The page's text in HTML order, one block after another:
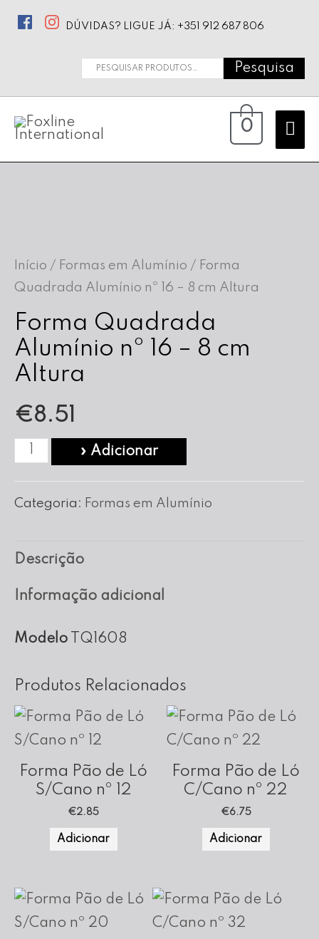
DÚVIDAS? LIGUE JÁ: +351 912 687 806
Pesquisar
Pesquisa
0
Início / Formas em Alumínio / Forma
Quadrada Alumínio nº 16 – 8 cm Altura
Forma Quadrada
Alumínio nº 16 – 8 cm
Altura
€8.51
Quantidade
Forma
nº
16
8
Altura
» Adicionar
Categoria: Formas em Alumínio
Descrição
Informação adicional
Modelo TQ1608
Produtos Relacionados
Forma Pão de Ló
S/Cano nº 12
€2.85
Adicionar
Forma Pão de Ló
C/Cano nº 22
€6.75
Adicionar